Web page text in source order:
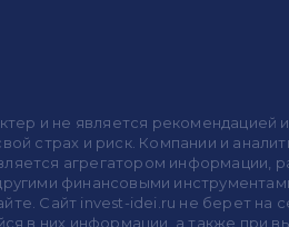
и не является рекомендацией
страх и риск. Компании и
агрегатором информации,
финансовыми
Сайт invest-idei.ru не берет на
в них информации, а также при